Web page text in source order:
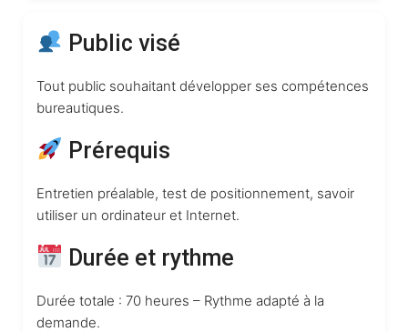
Public visé
Tout public souhaitant développer ses compétences
bureautiques.
Prérequis
Entretien préalable, test de positionnement, savoir
utiliser un ordinateur et Internet.
Durée et rythme
Durée totale : 70 heures – Rythme adapté à la
demande.